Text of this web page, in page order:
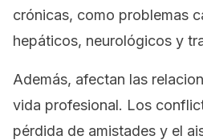
crónicas, como problemas
hepáticos, neurológicos y
Además, afectan las
vida profesional. Los
pérdida de amistades y el